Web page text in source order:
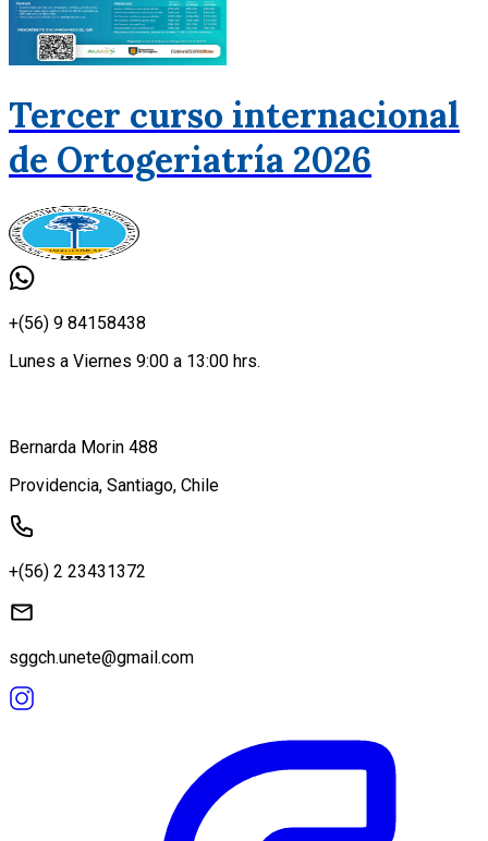
Tercer curso internacional
de Ortogeriatría 2026
+(56) 9 84158438
Lunes a Viernes 9:00 a 13:00 hrs.
Bernarda Morin 488
Providencia, Santiago, Chile
+(56) 2 23431372
sggch.unete@gmail.com